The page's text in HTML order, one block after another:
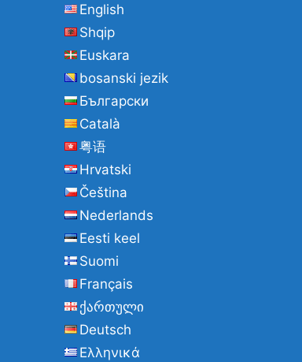
:
English
Shqip
Euskara
bosanski jezik
Български
Català
粤语
Hrvatski
Čeština
Nederlands
Eesti keel
Suomi
Français
ქართული
Deutsch
Ελληνικά